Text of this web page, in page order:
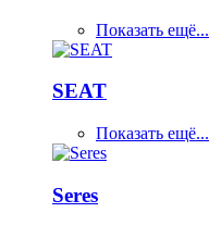
Показать ещё...
SEAT
Показать ещё...
Seres